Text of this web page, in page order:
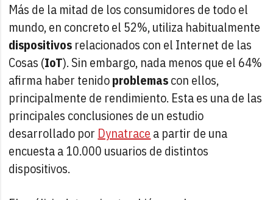
Más de la mitad de los consumidores de todo el
mundo, en concreto el 52%, utiliza habitualmente
dispositivos relacionados con el Internet de las
Cosas (IoT). Sin embargo, nada menos que el 64%
afirma haber tenidoproblemascon ellos,
principalmente de rendimiento. Esta es una de las
principales conclusiones de un estudio
desarrollado por Dynatrace a partir de una
encuesta a 10.000 usuarios de distintos
dispositivos.